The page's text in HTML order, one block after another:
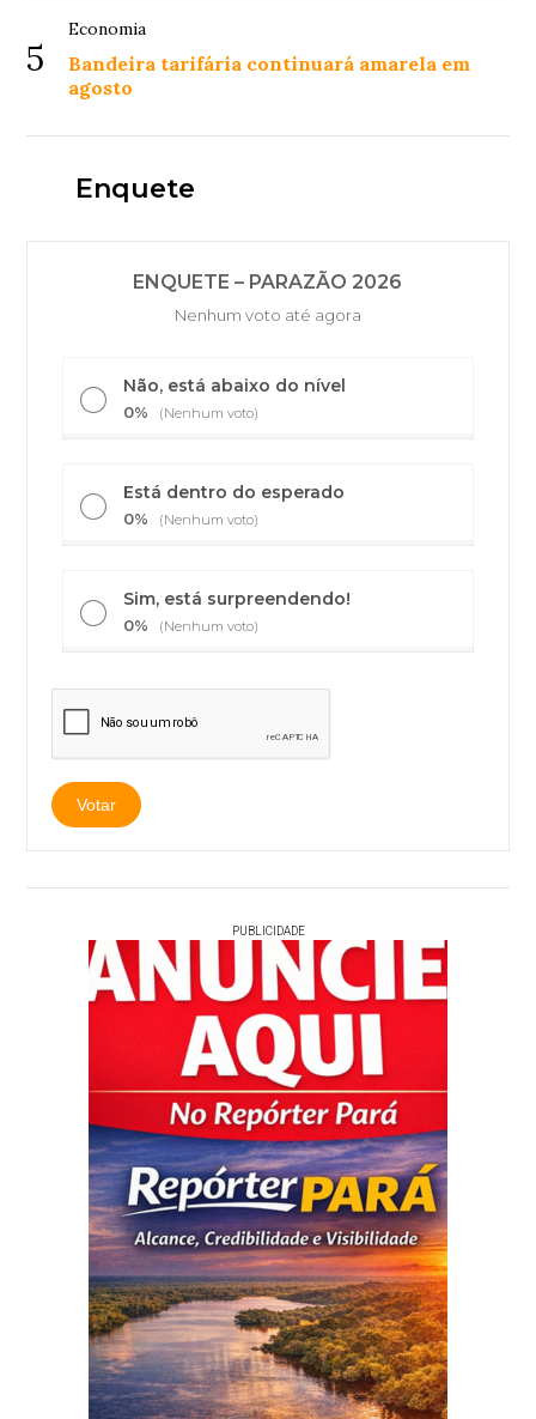
5
Economia
Bandeira tarifária continuará amarela em
agosto
Enquete
ENQUETE – PARAZÃO 2026
Nenhum voto até agora
Não, está abaixo do nível
0% (Nenhum voto)
Está dentro do esperado
0% (Nenhum voto)
Sim, está surpreendendo!
0% (Nenhum voto)
PUBLICIDADE